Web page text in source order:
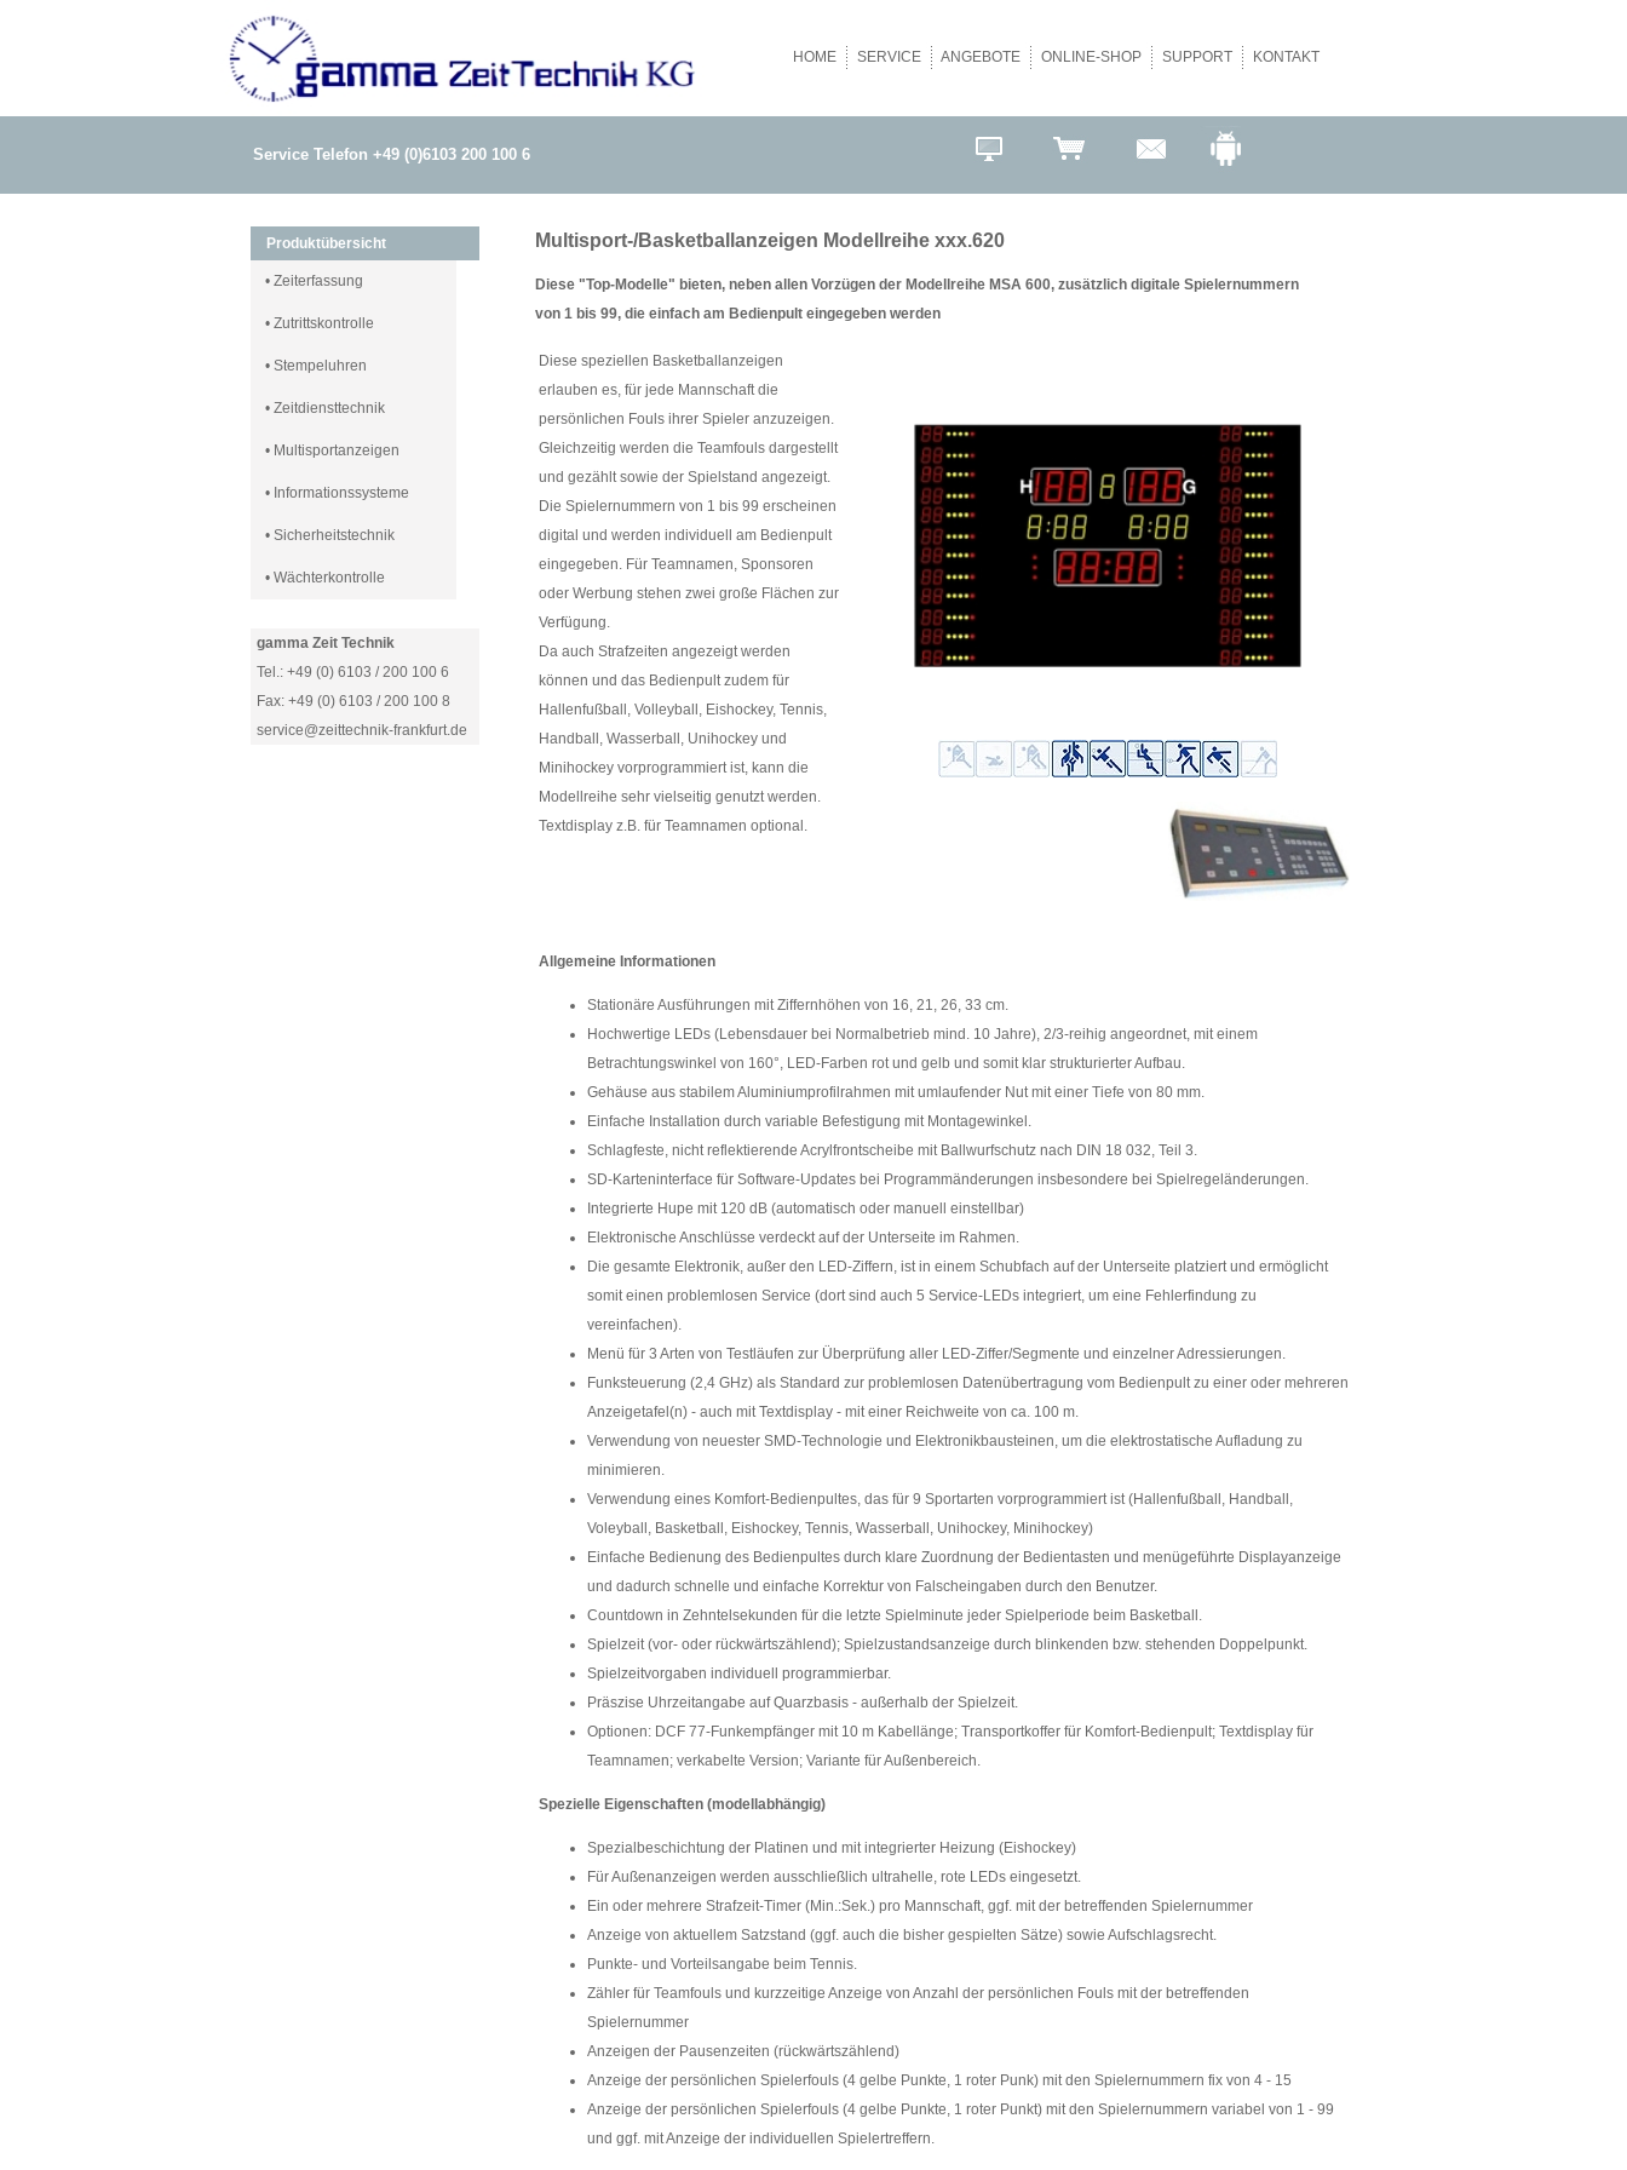
HOME SERVICE ANGEBOTE ONLINE-SHOP SUPPORT KONTAKT
Service Telefon +49 (0)6103 200 100 6
Produktübersicht
• Zeiterfassung
• Zutrittskontrolle
• Stempeluhren
• Zeitdiensttechnik
• Multisportanzeigen
• Informationssysteme
• Sicherheitstechnik
• Wächterkontrolle
gamma Zeit Technik
Tel.: +49 (0) 6103 / 200 100 6
Fax: +49 (0) 6103 / 200 100 8
service@zeittechnik-frankfurt.de
Multisport-/Basketballanzeigen Modellreihe xxx.620
Diese "Top-Modelle" bieten, neben allen Vorzügen der Modellreihe MSA 600, zusätzlich digitale Spielernummern
von 1 bis 99, die einfach am Bedienpult eingegeben werden
Diese speziellen Basketballanzeigen
erlauben es, für jede Mannschaft die
persönlichen Fouls ihrer Spieler anzuzeigen.
Gleichzeitig werden die Teamfouls dargestellt
und gezählt sowie der Spielstand angezeigt.
Die Spielernummern von 1 bis 99 erscheinen
digital und werden individuell am Bedienpult
eingegeben. Für Teamnamen, Sponsoren
oder Werbung stehen zwei große Flächen zur
Verfügung.
Da auch Strafzeiten angezeigt werden
können und das Bedienpult zudem für
Hallenfußball, Volleyball, Eishockey, Tennis,
Handball, Wasserball, Unihockey und
Minihockey vorprogrammiert ist, kann die
Modellreihe sehr vielseitig genutzt werden.
Textdisplay z.B. für Teamnamen optional.
Allgemeine Informationen
Stationäre Ausführungen mit Ziffernhöhen von 16, 21, 26, 33 cm.
Hochwertige LEDs (Lebensdauer bei Normalbetrieb mind. 10 Jahre), 2/3-reihig angeordnet, mit einem
Betrachtungswinkel von 160°, LED-Farben rot und gelb und somit klar strukturierter Aufbau.
Gehäuse aus stabilem Aluminiumprofilrahmen mit umlaufender Nut mit einer Tiefe von 80 mm.
Einfache Installation durch variable Befestigung mit Montagewinkel.
Schlagfeste, nicht reflektierende Acrylfrontscheibe mit Ballwurfschutz nach DIN 18 032, Teil 3.
SD-Karteninterface für Software-Updates bei Programmänderungen insbesondere bei Spielregeländerungen.
Integrierte Hupe mit 120 dB (automatisch oder manuell einstellbar)
Elektronische Anschlüsse verdeckt auf der Unterseite im Rahmen.
Die gesamte Elektronik, außer den LED-Ziffern, ist in einem Schubfach auf der Unterseite platziert und ermöglicht
somit einen problemlosen Service (dort sind auch 5 Service-LEDs integriert, um eine Fehlerfindung zu
vereinfachen).
Menü für 3 Arten von Testläufen zur Überprüfung aller LED-Ziffer/Segmente und einzelner Adressierungen.
Funksteuerung (2,4 GHz) als Standard zur problemlosen Datenübertragung vom Bedienpult zu einer oder mehreren
Anzeigetafel(n) - auch mit Textdisplay - mit einer Reichweite von ca. 100 m.
Verwendung von neuester SMD-Technologie und Elektronikbausteinen, um die elektrostatische Aufladung zu
minimieren.
Verwendung eines Komfort-Bedienpultes, das für 9 Sportarten vorprogrammiert ist (Hallenfußball, Handball,
Voleyball, Basketball, Eishockey, Tennis, Wasserball, Unihockey, Minihockey)
Einfache Bedienung des Bedienpultes durch klare Zuordnung der Bedientasten und menügeführte Displayanzeige
und dadurch schnelle und einfache Korrektur von Falscheingaben durch den Benutzer.
Countdown in Zehntelsekunden für die letzte Spielminute jeder Spielperiode beim Basketball.
Spielzeit (vor- oder rückwärtszählend); Spielzustandsanzeige durch blinkenden bzw. stehenden Doppelpunkt.
Spielzeitvorgaben individuell programmierbar.
Präszise Uhrzeitangabe auf Quarzbasis - außerhalb der Spielzeit.
Optionen: DCF 77-Funkempfänger mit 10 m Kabellänge; Transportkoffer für Komfort-Bedienpult; Textdisplay für
Teamnamen; verkabelte Version; Variante für Außenbereich.
Spezielle Eigenschaften (modellabhängig)
Spezialbeschichtung der Platinen und mit integrierter Heizung (Eishockey)
Für Außenanzeigen werden ausschließlich ultrahelle, rote LEDs eingesetzt.
Ein oder mehrere Strafzeit-Timer (Min.:Sek.) pro Mannschaft, ggf. mit der betreffenden Spielernummer
Anzeige von aktuellem Satzstand (ggf. auch die bisher gespielten Sätze) sowie Aufschlagsrecht.
Punkte- und Vorteilsangabe beim Tennis.
Zähler für Teamfouls und kurzzeitige Anzeige von Anzahl der persönlichen Fouls mit der betreffenden
Spielernummer
Anzeigen der Pausenzeiten (rückwärtszählend)
Anzeige der persönlichen Spielerfouls (4 gelbe Punkte, 1 roter Punk) mit den Spielernummern fix von 4 - 15
Anzeige der persönlichen Spielerfouls (4 gelbe Punkte, 1 roter Punkt) mit den Spielernummern variabel von 1 - 99
und ggf. mit Anzeige der individuellen Spielertreffern.